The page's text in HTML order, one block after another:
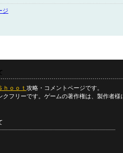
ジ
ｈｏｏｔ 攻略・コメントページです。
クフリーです。ゲームの著作権は、製作者様